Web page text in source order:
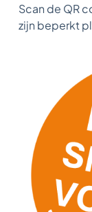
Scan de QR
zijn beperkt